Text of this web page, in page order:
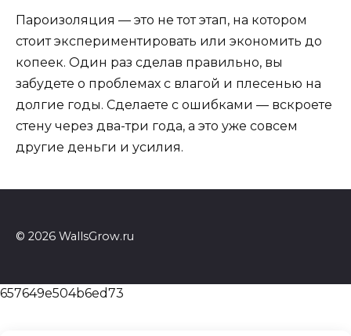
Пароизоляция — это не тот этап, на котором
стоит экспериментировать или экономить до
копеек. Один раз сделав правильно, вы
забудете о проблемах с влагой и плесенью на
долгие годы. Сделаете с ошибками — вскроете
стену через два-три года, а это уже совсем
другие деньги и усилия.
© 2026 WallsGrow.ru
657649e504b6ed73